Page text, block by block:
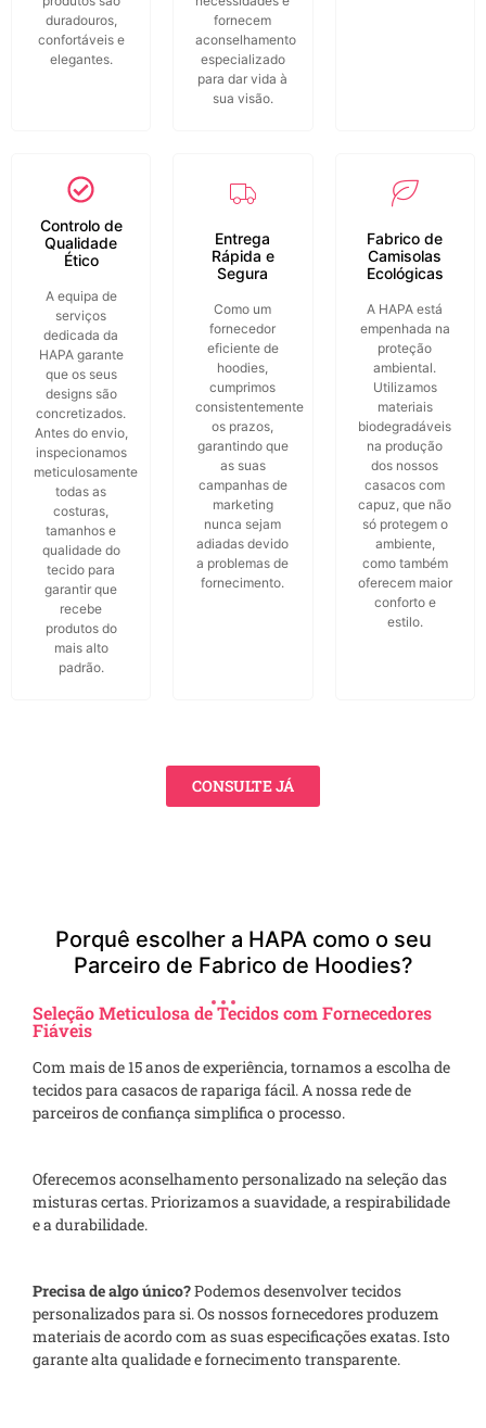
duradouros,
confortáveis e
elegantes.
fornecem
aconselhamento
especializado
para dar vida à
sua visão.
Controlo de
Qualidade
Ético
A equipa de
serviços
dedicada da
HAPA garante
que os seus
designs são
concretizados.
Antes do envio,
inspecionamos
meticulosamente
todas as
costuras,
tamanhos e
qualidade do
tecido para
garantir que
recebe
produtos do
mais alto
padrão.
Entrega
Rápida e
Segura
Como um
fornecedor
eficiente de
hoodies,
cumprimos
consistentemente
os prazos,
garantindo que
as suas
campanhas de
marketing
nunca sejam
adiadas devido
a problemas de
fornecimento.
Fabrico de
Camisolas
Ecológicas
A HAPA está
empenhada na
proteção
ambiental.
Utilizamos
materiais
biodegradáveis
na produção
dos nossos
casacos com
capuz, que não
só protegem o
ambiente,
como também
oferecem maior
conforto e
estilo.
CONSULTE JÁ
Porquê escolher a HAPA como o seu
Parceiro de Fabrico de Hoodies?
Seleção Meticulosa de Tecidos com Fornecedores
Fiáveis
Com mais de 15 anos de experiência, tornamos a escolha de
tecidos para casacos de rapariga fácil. A nossa rede de
parceiros de confiança simplifica o processo.
Oferecemos aconselhamento personalizado na seleção das
misturas certas. Priorizamos a suavidade, a respirabilidade
e a durabilidade.
Precisa de algo único?Podemos desenvolver tecidos
personalizados para si. Os nossos fornecedores produzem
materiais de acordo com as suas especificações exatas. Isto
garante alta qualidade e fornecimento transparente.